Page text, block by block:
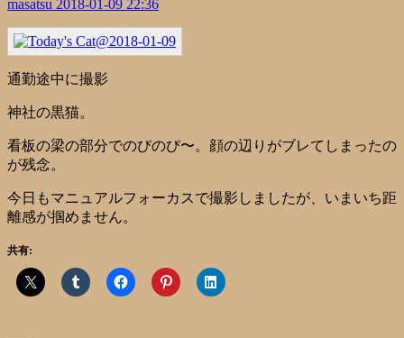
masatsu 2018-01-09 22:36
通勤途中に撮影
神社の黒猫。
看板の梁の部分でのびのび〜。顔の辺りがブレてしまったの
が残念。
今日もマニュアルフォーカスで撮影しましたが、いまいち距
離感が掴めません。
共有: